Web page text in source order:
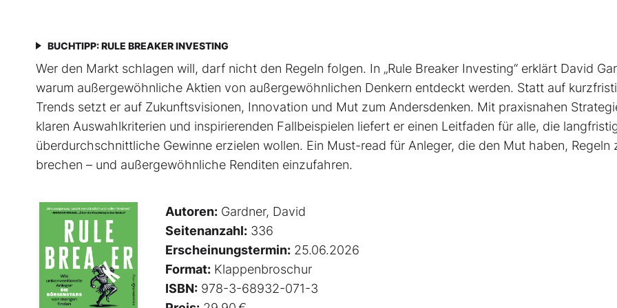
BUCHTIPP: RULE BREAKER INVESTING
Wer den Markt schlagen will, darf nicht den Regeln folgen. In „Rule Breaker Investing“ erklärt David
warum außergewöhnliche Aktien von außer­gewöhnlichen Denkern entdeckt werden. Statt auf
Trends setzt er auf Zukunftsvisionen, Innovation und Mut zum Andersdenken. Mit praxisnahen
klaren Auswahlkriterien und inspirierenden Fallbeispielen liefert er einen Leit­faden für alle, die
überdurchschnittliche Gewinne erzielen wollen. Ein Must-read für Anleger, die den Mut haben, Regeln
brechen – und außergewöhnliche Renditen einzufahren.
Autoren: Gardner, David
Seitenanzahl: 336
Erscheinungstermin: 25.06.2026
Format: Klappenbroschur
ISBN: 978-3-68932-071-3